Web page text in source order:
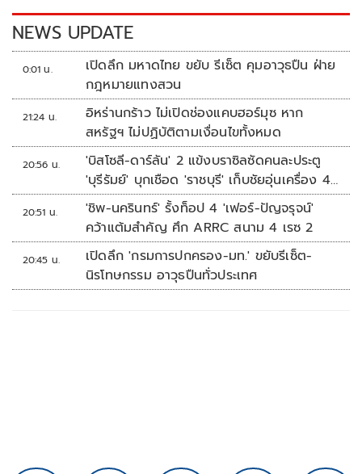
k k
NEWS UPDATE
0:01 น.
เปิดลึก มหาดไทย ขยับ รีเซ็ต คุมอาวุธปืน ฝ่าย
กฎหมายแทงสวน
21:24 น.
อิหร่านกร้าว ไม่เปิดช่องแคบฮอร์มุซ หาก
สหรัฐฯ ไม่ปฏิบัติตามเงื่อนไขทั้งหมด
20:56 น.
'บิสโซลี-ดาร์ลัน' 2 แข้งบราซิลซัดคนละประตู
'บุรีรัมย์' บุกเชือด 'ราชบุรี' เก็บชัยอุ่นเครื่อง 4
นัดรวด
20:51 น.
'ชิพ-นครินทร์' รั้งท็อป 4 'เฟอร์-ปัญจรุจน์'
คว้าแต้มสำคัญ ศึก ARRC สนาม 4 เรซ 2
20:45 น.
เปิดลึก 'กรมการปกครอง-มท.' ขยับรีเซ็ต-
นิรโทษกรรม อาวุธปืนทั่วประเทศ